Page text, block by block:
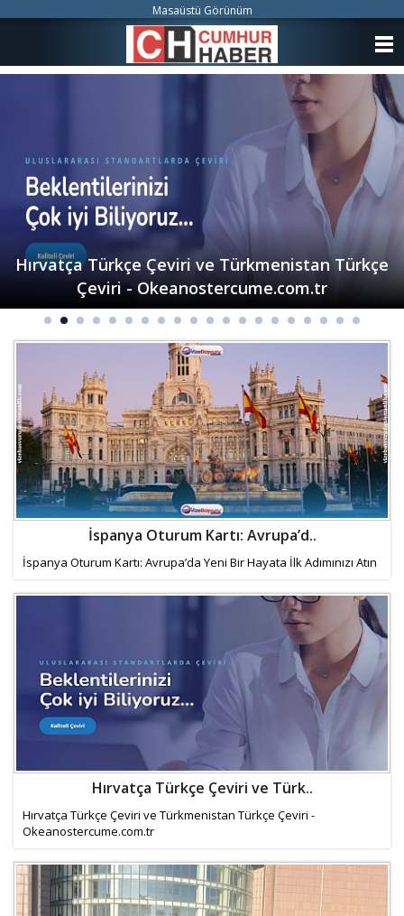
İspanya Oturum Kartı: Avrupa’d..
İspanya Oturum Kartı: Avrupa’da Yeni Bir Hayata İlk Adımınızı Atın
Hırvatça Türkçe Çeviri ve Türk..
Hırvatça Türkçe Çeviri ve Türkmenistan Türkçe Çeviri -
Okeanostercume.com.tr
Masaüstü Görünüm
KATEGORİLER
YAZARLAR
ANKETLER
FOTO GALERİ
VİDEO GALERİ
Haberin Doğru Adresi.